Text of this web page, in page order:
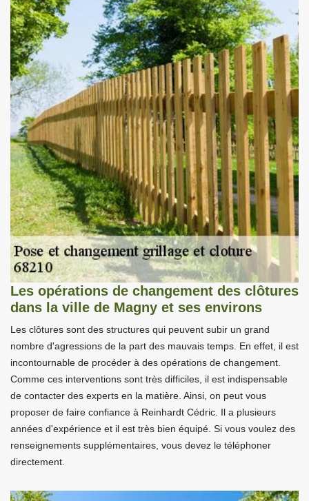
Les opérations de changement des clôtures
dans la ville de Magny et ses environs
Les clôtures sont des structures qui peuvent subir un grand
nombre d'agressions de la part des mauvais temps. En effet, il est
incontournable de procéder à des opérations de changement.
Comme ces interventions sont très difficiles, il est indispensable
de contacter des experts en la matière. Ainsi, on peut vous
proposer de faire confiance à Reinhardt Cédric. Il a plusieurs
années d'expérience et il est très bien équipé. Si vous voulez des
renseignements supplémentaires, vous devez le téléphoner
directement.